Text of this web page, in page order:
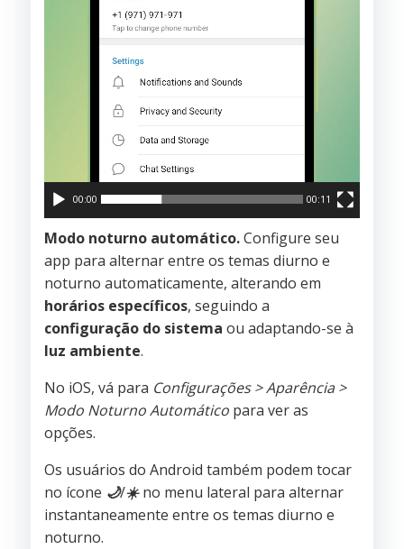
00:00 00:11
Modo noturno automático.Configure seu
app para alternar entre os temas diurno e
noturno automaticamente, alterando em
horários específicos, seguindo a
configuração do sistema ou adaptando-se à
luz ambiente.
No iOS, vá para Configurações > Aparência >
Modo Noturno Automático para ver as
opções.
Os usuários do Android também podem tocar
no ícone 🌙/☀️no menu lateral para alternar
instantaneamente entre os temas diurno e
noturno.